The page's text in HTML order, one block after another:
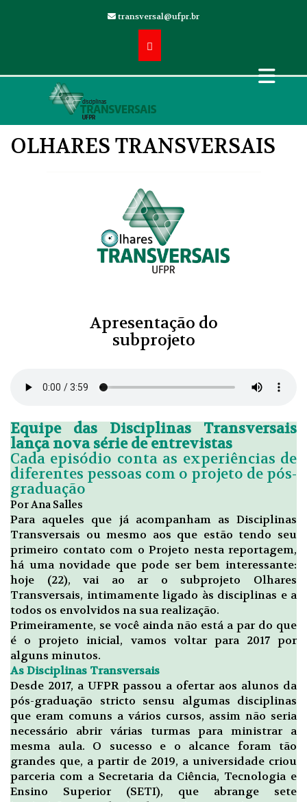
transversal@ufpr.br
OLHARES TRANSVERSAIS
Apresentação do
subprojeto
Equipe das Disciplinas Transversais
lança nova série de entrevistas
Cada episódio conta as experiências de
diferentes pessoas com o projeto de pós-
graduação
Por Ana Salles
Para aqueles que já acompanham as Disciplinas
Transversais ou mesmo aos que estão tendo seu
primeiro contato com o Projeto nesta reportagem,
há uma novidade que pode ser bem interessante:
hoje (22), vai ao ar o subprojeto Olhares
Transversais, intimamente ligado às disciplinas e a
todos os envolvidos na sua realização.
Primeiramente, se você ainda não está a par do que
é o projeto inicial, vamos voltar para 2017 por
alguns minutos.
As Disciplinas Transversais
Desde 2017, a UFPR passou a ofertar aos alunos da
pós-graduação stricto sensu algumas disciplinas
que eram comuns a vários cursos, assim não seria
necessário abrir várias turmas para ministrar a
mesma aula. O sucesso e o alcance foram tão
grandes que, a partir de 2019, a universidade criou
parceria com a Secretaria da Ciência, Tecnologia e
Ensino Superior (SETI), que abrange sete